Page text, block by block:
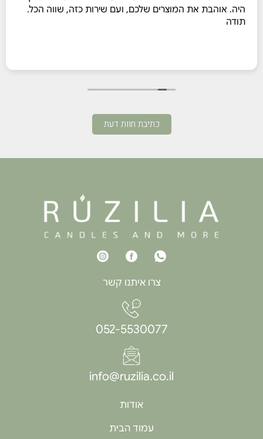
היה. אוהבת את המוצרים שלכם, ועם שירות כזה, שווה הכל.
תודה
כתיבת חוות דעת
צרו איתנו קשר
052-5530077
info@ruzilia.co.il
אודות
עמוד הבית